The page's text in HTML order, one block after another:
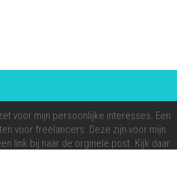
voor mijn persoonlijke interesses. Een
voor freelancers. Deze zijn voor mijn
link bij naar de orginele post. Kijk daar